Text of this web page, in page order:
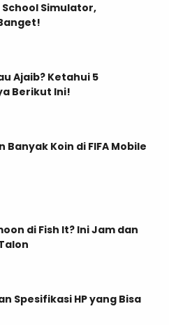
School Simulator,
Ajaib? Ketahui 5
Berikut Ini!
Koin di FIFA Mobile
di Fish It? Ini Jam dan
Spesifikasi HP yang Bisa